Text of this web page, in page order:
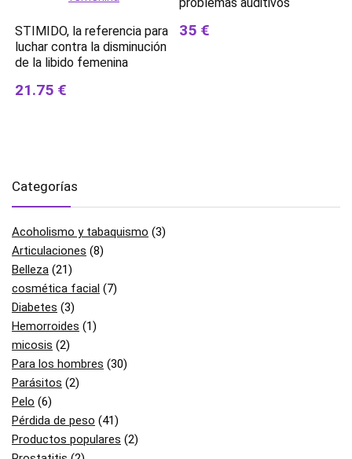
STIMIDO, la referencia para
luchar contra la disminución
de la libido femenina
21.75 €
35 €
Categorías
Acoholismo y tabaquismo (3)
Articulaciones (8)
Belleza (21)
cosmética facial (7)
Diabetes (3)
Hemorroides (1)
micosis (2)
Para los hombres (30)
Parásitos (2)
Pelo (6)
Pérdida de peso (41)
Productos populares (2)